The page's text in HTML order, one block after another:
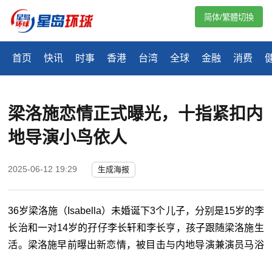
首页 快讯 时事 香港 台湾 全球 金融 消费
简体/繁體切換
梁洛施恋情正式曝光，十指紧扣内
地导演小鸟依人
2025-06-12 19:29 生成海报
36岁梁洛施（Isabella）未婚诞下3个儿子，分别是15岁的李
长治和一对14岁的孖仔李长轩和李长亨，孩子跟随梁洛施生
活。梁洛施早前曝出新恋情，被目击与内地导演兼演员马浴